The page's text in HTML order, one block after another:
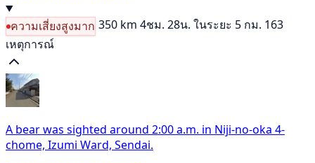
ความเสี่ยงสูงมาก 350 km 4ชม. 28น. ในระยะ 5 กม. 163
เหตุการณ์
A bear was sighted around 2:00 a.m. in Niji-no-oka 4-
chome, Izumi Ward, Sendai.